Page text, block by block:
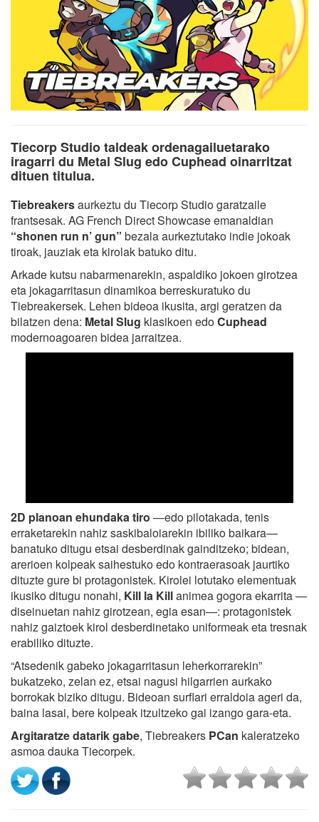
Tiecorp Studio taldeak ordenagailuetarako
iragarri du Metal Slug edo Cuphead oinarritzat
dituen titulua.
Tiebreakersaurkeztu du Tiecorp Studio garatzaile
frantsesak. AG French Direct Showcase emanaldian
“shonen run n’ gun” bezala aurkeztutako indie jokoak
tiroak, jauziak eta kirolak batuko ditu.
Arkade kutsu nabarmenarekin, aspaldiko jokoen girotzea
eta jokagarritasun dinamikoa berreskuratuko du
Tiebreakersek. Lehen bideoa ikusita, argi geratzen da
bilatzen dena: Metal Slug klasikoen edoCuphead
modernoagoaren bidea jarraitzea.
2D planoan ehundaka tiro —edo pilotakada, tenis
erraketarekin nahiz saskibaloiarekin ibiliko baikara—
banatuko ditugu etsai desberdinak gainditzeko; bidean,
arerioen kolpeak saihestuko edo kontraerasoak jaurtiko
dituzte gure bi protagonistek. Kirolei lotutako elementuak
ikusiko ditugu nonahi, Kill la Killanimea gogora ekarrita —
diseinuetan nahiz girotzean, egia esan—: protagonistek
nahiz gaiztoek kirol desberdinetako uniformeak eta tresnak
erabiliko dituzte.
“Atsedenik gabeko jokagarritasun leherkorrarekin”
bukatzeko, zelan ez, etsai nagusi hilgarrien aurkako
borrokak biziko ditugu. Bideoan surflari erraldoia ageri da,
baina lasai, bere kolpeak itzultzeko gai izango gara-eta.
Argitaratze datarik gabe, Tiebreakers PCan kaleratzeko
asmoa dauka Tiecorpek.